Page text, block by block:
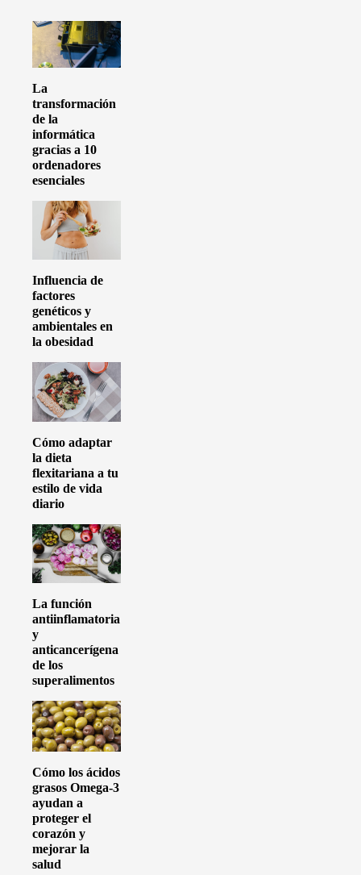
La
transformación
de la
informática
gracias a 10
ordenadores
esenciales
Influencia de
factores
genéticos y
ambientales en
la obesidad
Cómo adaptar
la dieta
flexitariana a tu
estilo de vida
diario
La función
antiinflamatoria
y
anticancerígena
de los
superalimentos
Cómo los ácidos
grasos Omega-3
ayudan a
proteger el
corazón y
mejorar la
salud